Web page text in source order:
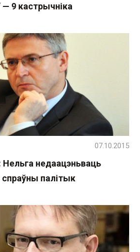
— 9 кастрычніка
недаацэньваць
палітык
07.10.2015